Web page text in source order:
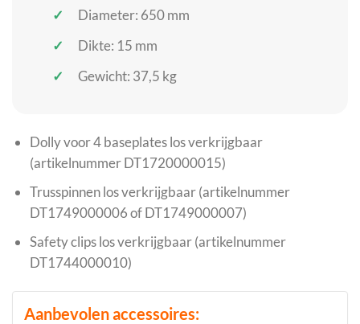
Diameter: 650 mm
Dikte: 15 mm
Gewicht: 37,5 kg
Dolly voor 4 baseplates los verkrijgbaar
(artikelnummer DT1720000015)
Trusspinnen los verkrijgbaar (artikelnummer
DT1749000006 of DT1749000007)
Safety clips los verkrijgbaar (artikelnummer
DT1744000010)
Aanbevolen accessoires: